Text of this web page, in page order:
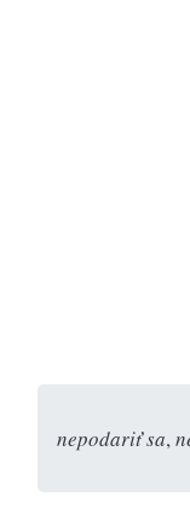
nepodariť sa,